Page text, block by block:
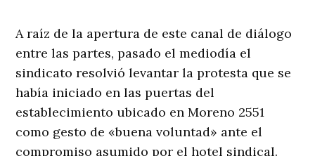
A raíz de la apertura de este canal de diálogo
entre las partes, pasado el mediodía el
sindicato resolvió levantar la protesta que se
había iniciado en las puertas del
establecimiento ubicado en Moreno 2551
como gesto de «buena voluntad» ante el
compromiso asumido por el hotel sindical.